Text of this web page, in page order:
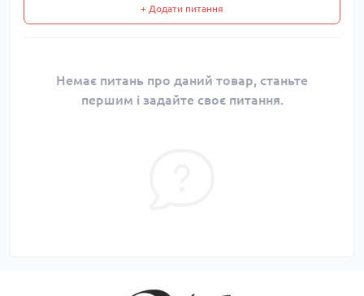
+ Додати питання
Немає питань про даний товар, станьте
першим і задайте своє питання.